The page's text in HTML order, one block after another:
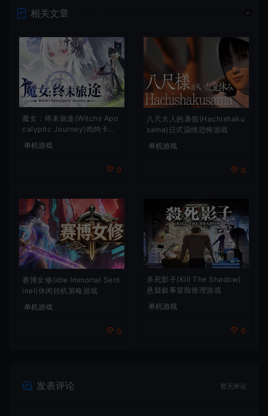
相关文章
魔女：终末旅途(Witchs Apo
calyptic Journey)肉鸽卡牌
策略游戏
单机游戏
0
八尺大人的暑假(Hachishaku
sama)日式温情恐怖游戏
单机游戏
0
赛博女修(Idle Immortal Sent
inel)休闲挂机策略游戏
单机游戏
0
杀死影子(Kill The Shadow)
悬疑叙事冒险推理游戏
单机游戏
0
发表评论 暂无评论